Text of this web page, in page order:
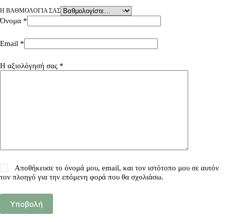
Η ΒΑΘΜΟΛΟΓΊΑ ΣΑΣ
Όνομα *
Email *
Η αξιολόγησή σας *
Αποθήκευσε το όνομά μου, email, και τον ιστότοπο μου σε αυτόν
τον πλοηγό για την επόμενη φορά που θα σχολιάσω.
Υποβολή